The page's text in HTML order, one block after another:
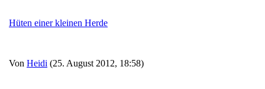
Hüten einer kleinen Herde
Von Heidi (25. August 2012, 18:58)